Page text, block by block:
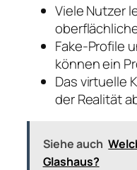
Viele Nutzer
Fake-Profile
können ein
Das virtuelle
der Realität
Siehe auch
Glashaus?